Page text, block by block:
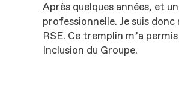
Après quelques années, et
professionnelle. Je suis
RSE. Ce tremplin m’a
Inclusion du Groupe.